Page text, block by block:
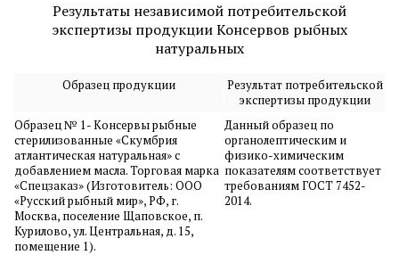
Результаты независимой потребительской
экспертизы продукции Консервов рыбных
натуральных
Образец продукции
Результат потребительской
экспертизы продукции
Образец № 1- Консервы рыбные
стерилизованные «Скумбрия
атлантическая натуральная» с
добавлением масла. Торговая марка
«Спецзаказ» (Изготовитель: ООО
«Русский рыбный мир», РФ, г.
Москва, поселение Щаповское, п.
Курилово, ул. Центральная, д. 15,
помещение 1).
Данный образец по
органолептическим и
физико-химическим
показателям соответствует
требованиям ГОСТ 7452-
2014.